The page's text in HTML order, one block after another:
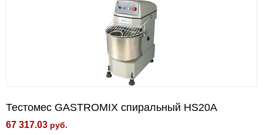
Тестомес GASTROMIX спиральный HS20A
67 317.03 руб.